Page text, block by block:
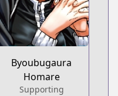
Byoubugaura
Homare
Supporting